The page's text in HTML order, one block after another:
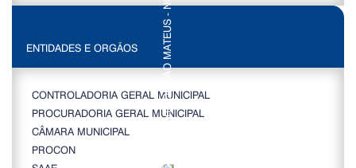
ENTIDADES E ORGÃOS
CONTROLADORIA GERAL MUNICIPAL
PROCURADORIA GERAL MUNICIPAL
CÂMARA MUNICIPAL
PROCON